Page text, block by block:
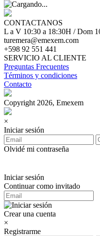
CONTACTANOS
L a V 10:30 a 18:30H / Dom
turemera@emexem.com
+598 92 551 441
SERVICIO AL CLIENTE
Preguntas Frecuentes
Términos y condiciones
Contacto
Copyright 2026, Emexem
×
Iniciar sesión
Olvidé mi contraseña
Iniciar sesión
Continuar como invitado
Crear una cuenta
×
Registrarme